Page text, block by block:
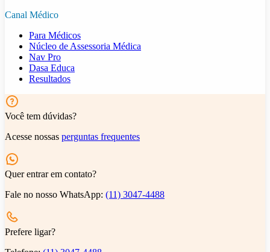
Canal Médico
Para Médicos
Núcleo de Assessoria Médica
Nav Pro
Dasa Educa
Resultados
Você tem dúvidas?
Acesse nossas perguntas frequentes
Quer entrar em contato?
Fale no nosso WhatsApp: (11) 3047-4488
Prefere ligar?